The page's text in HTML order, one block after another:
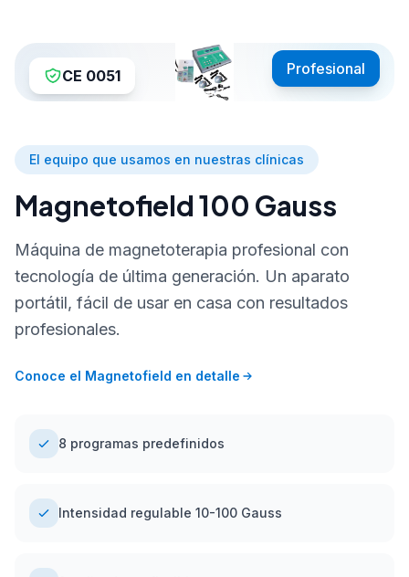
CE 0051 Profesional
El equipo que usamos en nuestras clínicas
Magnetofield 100 Gauss
Máquina de magnetoterapia profesional con
tecnología de última generación. Un aparato
portátil, fácil de usar en casa con resultados
profesionales.
Conoce el Magnetofield en detalle
8 programas predefinidos
Intensidad regulable 10-100 Gauss